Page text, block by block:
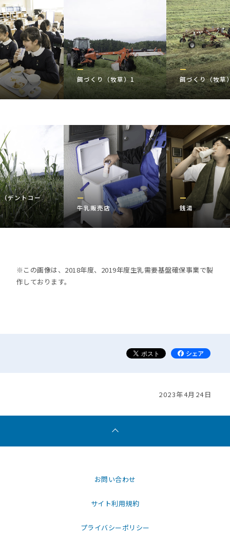
餌づくり（牧草）1 餌づくり（牧草
デントコー
牛乳販売店
銭湯
※この画像は、2018年度、2019年度生乳需要基盤確保事業で製
作しております。
2023年4月24日
お問い合わせ
サイト利用規約
プライバシーポリシー